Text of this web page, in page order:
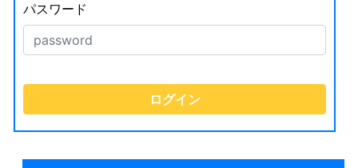
パスワード